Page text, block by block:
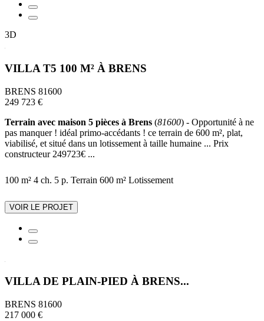
3D
VILLA T5 100 M² À BRENS
BRENS 81600
249 723 €
Terrain avec maison 5 pièces à Brens (81600) - Opportunité à ne
pas manquer ! idéal primo-accédants ! ce terrain de 600 m², plat,
viabilisé, et situé dans un lotissement à taille humaine ... Prix
constructeur 249723€ ...
100 m² 4 ch. 5 p. Terrain 600 m² Lotissement
VOIR LE PROJET
VILLA DE PLAIN-PIED À BRENS...
BRENS 81600
217 000 €